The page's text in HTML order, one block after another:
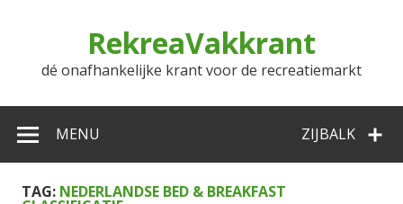
RekreaVakkrant
dé onafhankelijke krant voor de recreatiemarkt
ZIJBALK
MENU
TAG: NEDERLANDSE BED & BREAKFAST